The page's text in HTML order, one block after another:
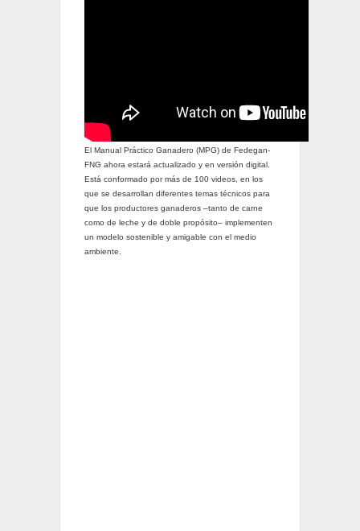
El Manual Práctico Ganadero (MPG) de Fedegan-
FNG ahora estará actualizado y en versión digital.
Está conformado por más de 100 videos, en los
que se desarrollan diferentes temas técnicos para
que los productores ganaderos –tanto de carne
como de leche y de doble propósito– implementen
un modelo sostenible y amigable con el medio
ambiente.